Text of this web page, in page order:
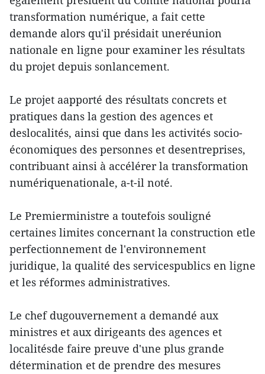
transformation numérique, a fait cette
demande alors qu'il présidait uneréunion
nationale en ligne pour examiner les résultats
du projet depuis sonlancement.
Le projet aapporté des résultats concrets et
pratiques dans la gestion des agences et
deslocalités, ainsi que dans les activités socio-
économiques des personnes et desentreprises,
contribuant ainsi à accélérer la transformation
numériquenationale, a-t-il noté.
Le Premierministre a toutefois souligné
certaines limites concernant la construction etle
perfectionnement de l'environnement
juridique, la qualité des servicespublics en ligne
et les réformes administratives.
Le chef dugouvernement a demandé aux
ministres et aux dirigeants des agences et
localitésde faire preuve d'une plus grande
détermination et de prendre des mesures